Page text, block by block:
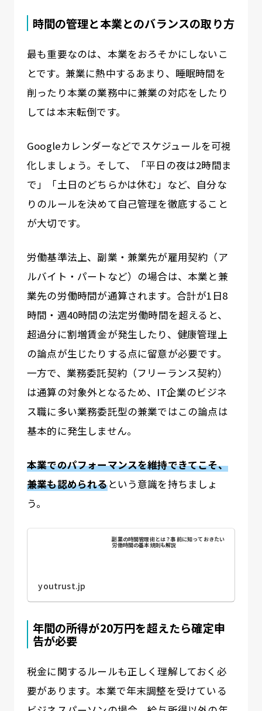
時間の管理と本業とのバランスの取り方
最も重要なのは、本業をおろそかにしないこ
とです。兼業に熱中するあまり、睡眠時間を
削ったり本業の業務中に兼業の対応をしたり
しては本末転倒です。
Googleカレンダーなどでスケジュールを可視
化しましょう。そして、「平日の夜は2時間ま
で」「土日のどちらかは休む」など、自分な
りのルールを決めて自己管理を徹底すること
が大切です。
労働基準法上、副業・兼業先が雇用契約（ア
ルバイト・パートなど）の場合は、本業と兼
業先の労働時間が通算されます。合計が1日8
時間・週40時間の法定労働時間を超えると、
超過分に割増賃金が発生したり、健康管理上
の論点が生じたりする点に留意が必要です。
一方で、業務委託契約（フリーランス契約）
は通算の対象外となるため、IT企業のビジネ
ス職に多い業務委託型の兼業ではこの論点は
基本的に発生しません。
本業でのパフォーマンスを維持できてこそ、
兼業も認められるという意識を持ちましょ
う。
副業の時間管理術とは？事前に知っておきたい
労働時間の基本規則も解説
youtrust.jp
年間の所得が20万円を超えたら確定申
告が必要
税金に関するルールも正しく理解しておく必
要があります。本業で年末調整を受けている